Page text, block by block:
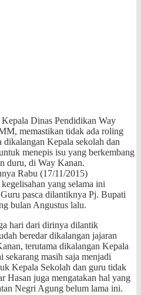
Kepala Dinas Pendidikan Way
memastikan tidak ada roling
dikalangan Kepala sekolah dan
menepis isu yang berkembang
duru, di Way Kanan.
Rabu (17/11/2015)
yang selama ini
pasca dilantiknya Pj. Bupati
bulan Angustus lalu.
hari dari dirinya dilantik
beredar dikalangan jajaran
terutama dikalangan Kepala
sekarang masih saja menjadi
Kepala Sekolah dan guru tidak
Hasan juga mengatakan hal yang
Negri Agung belum lama ini.